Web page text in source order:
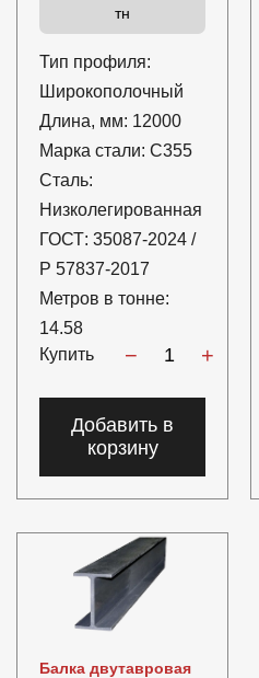
тн
Тип профиля:
Широкополочный
Длина, мм: 12000
Марка стали: С355
Сталь:
Низколегированная
ГОСТ: 35087-2024 /
Р 57837-2017
Метров в тонне:
14.58
Купить
− +
Добавить в
корзину
Балка двутавровая